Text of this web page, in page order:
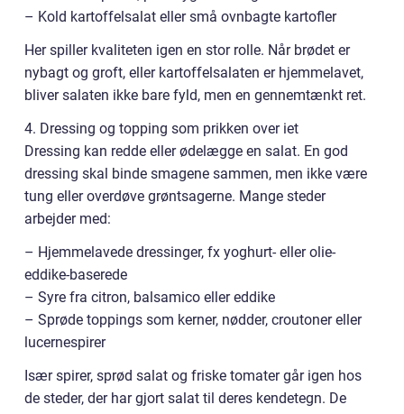
– Kold kartoffelsalat eller små ovnbagte kartofler
Her spiller kvaliteten igen en stor rolle. Når brødet er
nybagt og groft, eller kartoffelsalaten er hjemmelavet,
bliver salaten ikke bare fyld, men en gennemtænkt ret.
4. Dressing og topping som prikken over iet
Dressing kan redde eller ødelægge en salat. En god
dressing skal binde smagene sammen, men ikke være
tung eller overdøve grøntsagerne. Mange steder
arbejder med:
– Hjemmelavede dressinger, fx yoghurt- eller olie-
eddike-baserede
– Syre fra citron, balsamico eller eddike
– Sprøde toppings som kerner, nødder, croutoner eller
lucernespirer
Især spirer, sprød salat og friske tomater går igen hos
de steder, der har gjort salat til deres kendetegn. De